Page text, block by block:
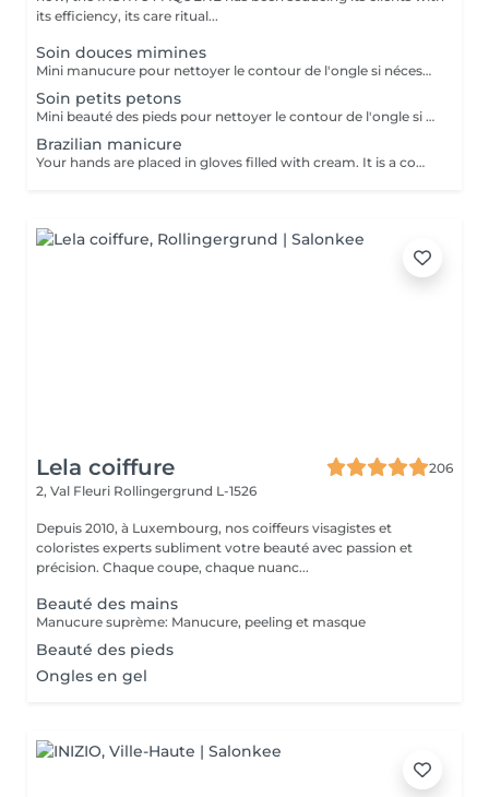
its efficiency, its care ritual...
Soin douces mimines
Mini manucure pour nettoyer le contour de l'ongle si nécessaire. Si l'enfant le souhaite nous lui offrons la pose vernis avec les couleurs biosourcées totalement naturelles.
Soin petits petons
Mini beauté des pieds pour nettoyer le contour de l'ongle si nécessaire. Si l'enfant le souhaite nous lui offrons la pose vernis avec les couleurs biosourcées totalement naturelles.
Brazilian manicure
Your hands are placed in gloves filled with cream. It is a complete traetment combining hydratation, cuticle care protecion and enhancement of the nail.
Lela coiffure
206
2, Val Fleuri Rollingergrund L-1526
Depuis 2010, à Luxembourg, nos coiffeurs visagistes et
coloristes experts subliment votre beauté avec passion et
précision. Chaque coupe, chaque nuanc...
Beauté des mains
Manucure suprème: Manucure, peeling et masque
Beauté des pieds
Ongles en gel